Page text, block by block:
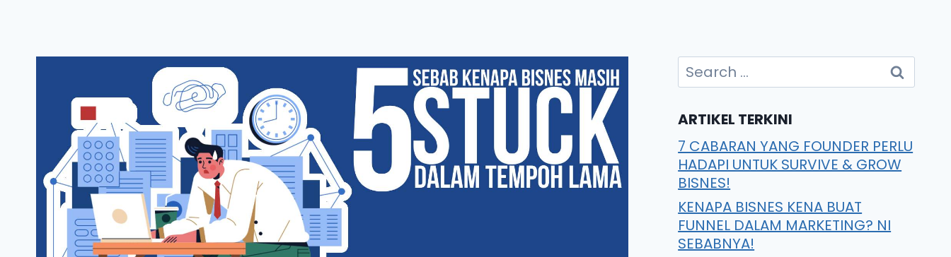
ARTIKEL TERKINI
7 CABARAN YANG FOUNDER PERLU
HADAPI UNTUK SURVIVE & GROW
BISNES!
KENAPA BISNES KENA BUAT
FUNNEL DALAM MARKETING? NI
SEBABNYA!